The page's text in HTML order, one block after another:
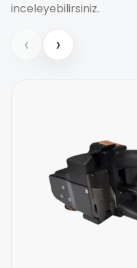
inceleyebilirsiniz.
‹ ›